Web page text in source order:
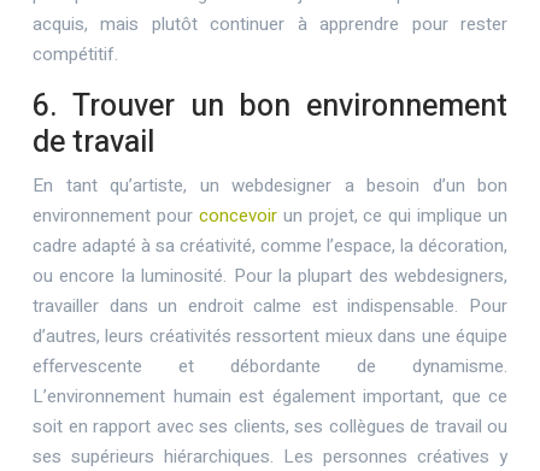
acquis, mais plutôt continuer à apprendre pour rester
compétitif.
6. Trouver un bon environnement
de travail
En tant qu’artiste, un webdesigner a besoin d’un bon
environnement pour concevoirun projet, ce qui implique un
cadre adapté à sa créativité, comme l’espace, la décoration,
ou encore la luminosité. Pour la plupart des webdesigners,
travailler dans un endroit calme est indispensable. Pour
d’autres, leurs créativités ressortent mieux dans une équipe
effervescente et débordante de dynamisme.
L’environnement humain est également important, que ce
soit en rapport avec ses clients, ses collègues de travail ou
ses supérieurs hiérarchiques. Les personnes créatives y